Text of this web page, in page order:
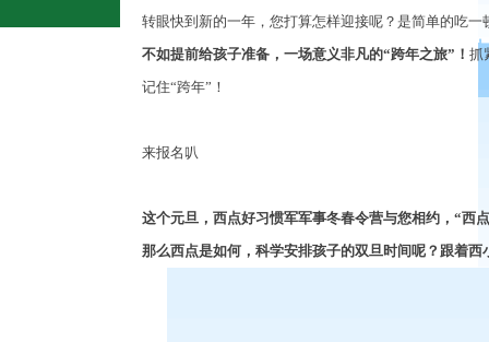
转眼快到新的一年，您打算怎样迎接呢？是简单的吃一
不如提前给孩子准备 ， 一场意义非凡的“跨年之旅” ！ 抓
记住“跨年” ！
来报名叭
这个元旦 ， 西点好习惯军军事冬春令营与您相约 ， “西
那么西点是如何 ， 科学安排孩子的双旦时间呢？跟着西